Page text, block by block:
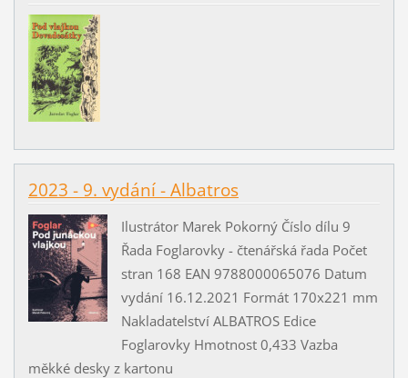
2023 - 9. vydání - Albatros
Ilustrátor Marek Pokorný Číslo dílu 9
Řada Foglarovky - čtenářská řada Počet
stran 168 EAN 9788000065076 Datum
vydání 16.12.2021 Formát 170x221 mm
Nakladatelství ALBATROS Edice
Foglarovky Hmotnost 0,433 Vazba
měkké desky z kartonu